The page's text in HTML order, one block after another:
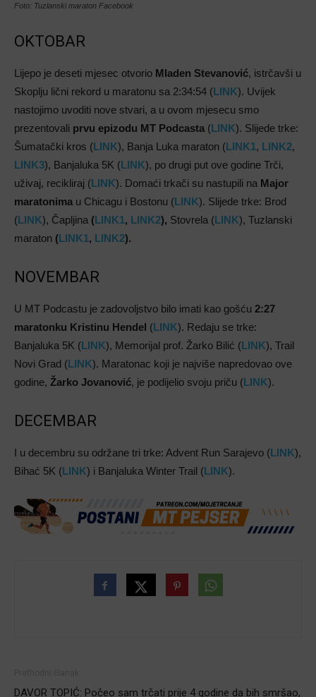
Foto: Tuzlanski maraton Facebook
OKTOBAR
Lijepo je deseti mjesec otvorio Mladen Stevanović, istrčavši u
Skoplju lični rekord u maratonu sa 2:34:54 (LINK). Uvijek
nastojimo uvoditi nove stvari, a u ovom mjesecu smo
prezentovali prvu epizodu MT Podcasta (LINK). Slijede trke:
Šumatački kros (LINK), Banja Luka maraton (LINK1, LINK2,
LINK3), Banjaluka 5K (LINK), po drugi put ove godine Trči,
uživaj, recikliraj (LINK). Domaći trkači su nastupili na Major
maratonima u Chicagu i Bostonu (LINK). Slijede trke: Brod
(LINK), Čapljina (LINK1, LINK2), Stovrela (LINK), Tuzlanski
maraton (LINK1, LINK2).
NOVEMBAR
U MT Podcastu je zadovoljstvo bilo imati kao gošću 2:27
maratonku Kristinu Hendel (LINK). Redaju se trke:
Banjaluka 5K (LINK), Memorijal prof. Žarko Bilić (LINK), Trail
Novi Grad (LINK). Maratonac koji je najviše napredovao ove
godine, Žarko Jovanović, je podijelio svoju priču (LINK).
DECEMBAR
I u decembru su održane tri trke: Advent Run Sarajevo (LINK),
Bihać 5K (LINK) i Banjaluka Winter Trail (LINK).
DAVOR TOPIĆ: Počeo sam trčati prije 4 godine da bih smršao,